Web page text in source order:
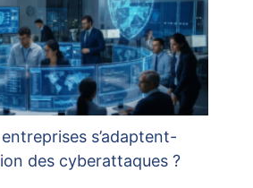
s’adaptent-
des cyberattaques ?